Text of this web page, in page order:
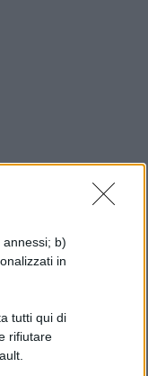
b)
in
tutti qui di
rifiutare